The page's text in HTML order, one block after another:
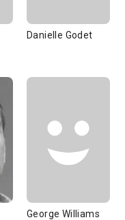
Danielle Godet
George Williams